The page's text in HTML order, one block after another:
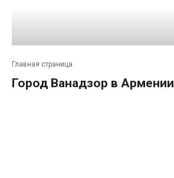
Главная страница
Город Ванадзор в Армении